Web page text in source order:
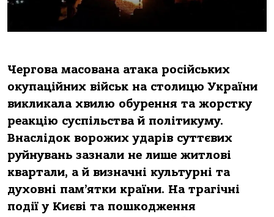
Чергова масована атака російських
окупаційних військ на столицю України
викликала хвилю обурення та жорстку
реакцію суспільства й політикуму.
Внаслідок ворожих ударів суттєвих
руйнувань зазнали не лише житлові
квартали, а й визначні культурні та
духовні пам’ятки країни. На трагічні
події у Києві та пошкодження